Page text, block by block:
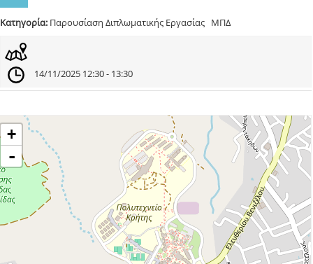
Κατηγορία: Παρουσίαση Διπλωματικής Εργασίας ΜΠΔ
14/11/2025 12:30 - 13:30
+
-